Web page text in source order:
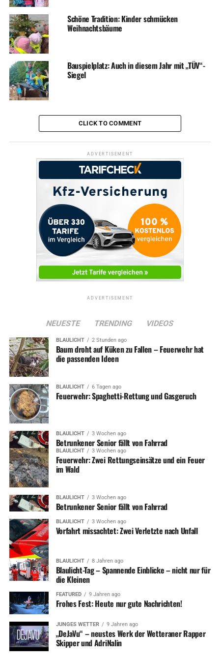
Oberwengerner Straße 170, erhält jedes teilnehmende
Kind eine Urkunde und eine Medaille. Die schnellsten
Grundschüler werden dann ab 10 Uhr ermittelt.
Schöne Tradition: Kinder schmücken
Weihnachtsbäume
Bauspielplatz: Auch in diesem Jahr mit „TÜV“-
Siegel
CLICK TO COMMENT
ADVERTISEMENT
ADVERTISEMENT
NEUESTE TRENDING VIDEOS
BLAULICHT 2 Stunden ago
Baum droht auf Küken zu Fallen – Feuerwehr hat
die passenden Ideen
BLAULICHT 6 Tagen ago
Feuerwehr: Spaghetti-Rettung und Gasgeruch
BLAULICHT 3 Wochen ago
Betrunkener Senior fällt von Fahrrad
BLAULICHT 3 Wochen ago
Feuerwehr: Zwei Rettungseinsätze und ein Feuer
im Wald
BLAULICHT 3 Wochen ago
Betrunkener Senior fällt von Fahrrad
BLAULICHT 3 Wochen ago
Vorfahrt missachtet: Zwei Verletzte nach Unfall
BLAULICHT 8 Jahren ago
Blaulicht-Tag – Spannende Einblicke – nicht nur für
die Kleinen
FEATURED 9 Jahren ago
Frohes Fest: Heute nur gute Nachrichten!
JUNGES WETTER 9 Jahren ago
„DeJaVu“ – neustes Werk der Wetteraner Rapper
Skipper und AdriNalin